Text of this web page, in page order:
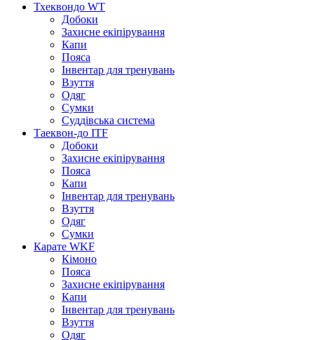
Тхеквондо WT
Добоки
Захисне екіпірування
Капи
Пояса
Інвентар для тренувань
Взуття
Одяг
Сумки
Суддівська система
Таеквон-до ITF
Добоки
Захисне екіпірування
Пояса
Капи
Інвентар для тренувань
Взуття
Одяг
Сумки
Карате WKF
Кімоно
Пояса
Захисне екіпірування
Капи
Інвентар для тренувань
Взуття
Одяг